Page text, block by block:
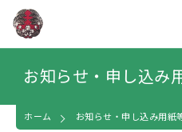
お知らせ・申し込み
ホーム お知らせ・申し込み用紙